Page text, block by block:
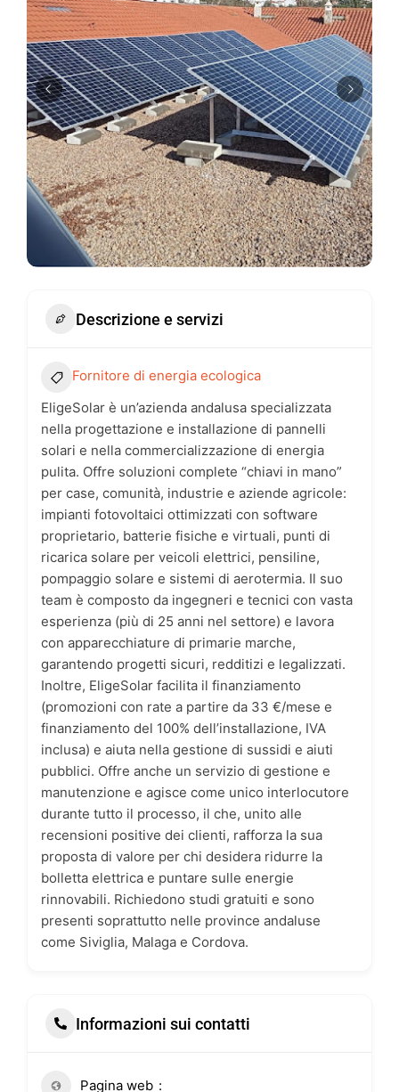
Descrizione e servizi
Fornitore di energia ecologica
EligeSolar è un’azienda andalusa specializzata
nella progettazione e installazione di pannelli
solari e nella commercializzazione di energia
pulita. Offre soluzioni complete “chiavi in mano”
per case, comunità, industrie e aziende agricole:
impianti fotovoltaici ottimizzati con software
proprietario, batterie fisiche e virtuali, punti di
ricarica solare per veicoli elettrici, pensiline,
pompaggio solare e sistemi di aerotermia. Il suo
team è composto da ingegneri e tecnici con vasta
esperienza (più di 25 anni nel settore) e lavora
con apparecchiature di primarie marche,
garantendo progetti sicuri, redditizi e legalizzati.
Inoltre, EligeSolar facilita il finanziamento
(promozioni con rate a partire da 33 €/mese e
finanziamento del 100% dell’installazione, IVA
inclusa) e aiuta nella gestione di sussidi e aiuti
pubblici. Offre anche un servizio di gestione e
manutenzione e agisce come unico interlocutore
durante tutto il processo, il che, unito alle
recensioni positive dei clienti, rafforza la sua
proposta di valore per chi desidera ridurre la
bolletta elettrica e puntare sulle energie
rinnovabili. Richiedono studi gratuiti e sono
presenti soprattutto nelle province andaluse
come Siviglia, Malaga e Cordova.
Informazioni sui contatti
Pagina web